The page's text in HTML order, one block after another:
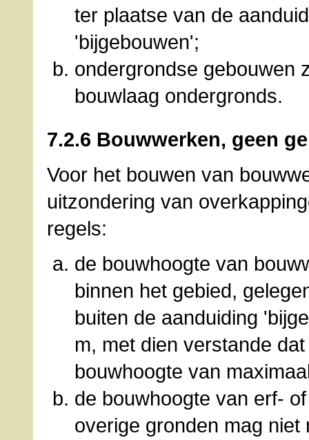
ter plaatse van de
'bijgebouwen';
ondergrondse gebouwen
bouwlaag ondergronds.
7.2.6 Bouwwerken, geen
Voor het bouwen van
uitzondering van
regels:
de bouwhoogte van
binnen het gebied,
buiten de aanduiding
m, met dien verstande
bouwhoogte van
de bouwhoogte van erf-
overige gronden mag